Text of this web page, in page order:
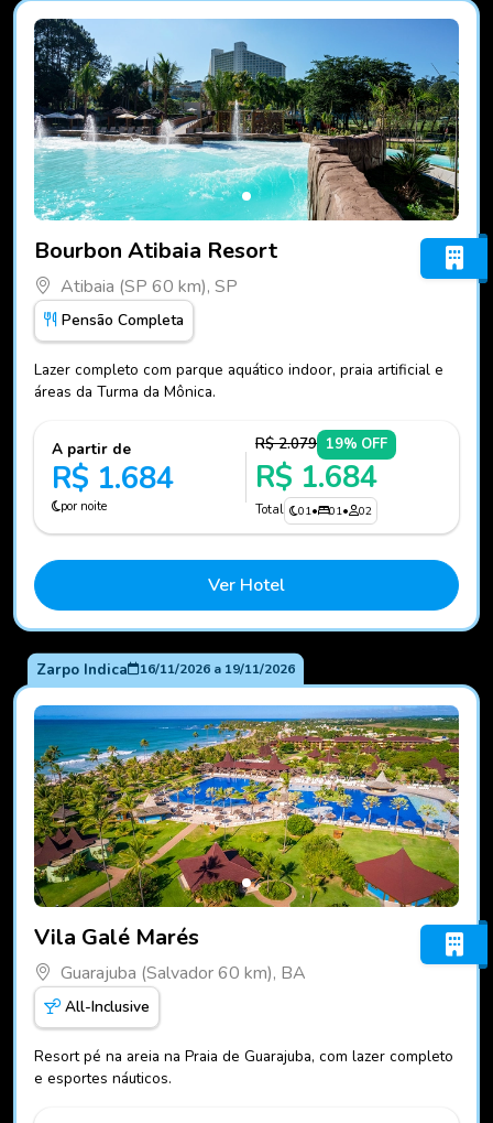
Bourbon Atibaia Resort
Atibaia (SP 60 km), SP
Pensão Completa
Lazer completo com parque aquático indoor, praia artificial e
áreas da Turma da Mônica.
A partir de
R$ 1.684
por noite
R$ 2.079 19% OFF
R$ 1.684
Total 01• 01• 02
Ver Hotel
Zarpo Indica 16/11/2026a 19/11/2026
Vila Galé Marés
Guarajuba (Salvador 60 km), BA
All-Inclusive
Resort pé na areia na Praia de Guarajuba, com lazer completo
e esportes náuticos.